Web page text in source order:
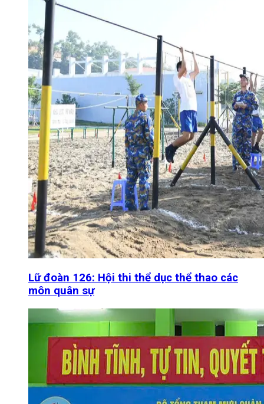
Lữ đoàn 126: Hội thi thể dục thể thao các
môn quân sự